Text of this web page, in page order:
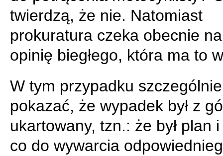
twierdzą, że nie. Natomiast
prokuratura czeka obecnie
opinię biegłego, która ma to
W tym przypadku szczególnie
pokazać, że wypadek był z
ukartowany, tzn.: że był plan
co do wywarcia